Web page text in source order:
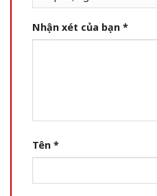
Nhận xét của bạn *
Tên *